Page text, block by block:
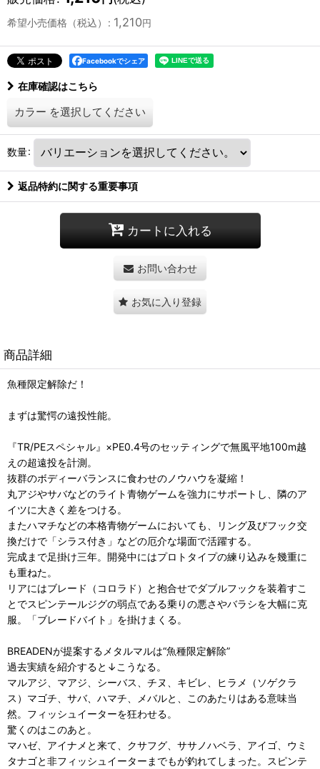
希望小売価格（税込） : 1,210円
Facebookでシェア
在庫確認はこちら
カラー を選択してください
数量:
返品特約に関する重要事項
カートに入れる
お問い合わせ
お気に入り登録
商品詳細
魚種限定解除だ！
まずは驚愕の遠投性能。
『TR/PEスペシャル』×PE0.4号のセッティングで無風平地100m越
えの超遠投を計測。
抜群のボディーバランスに食わせのノウハウを凝縮！
丸アジやサバなどのライト青物ゲームを強力にサポートし、隣のア
イツに大きく差をつける。
またハマチなどの本格青物ゲームにおいても、リング及びフック交
換だけで「シラス付き」などの厄介な場面で活躍する。
完成まで足掛け三年。開発中にはプロトタイプの練り込みを幾重に
も重ねた。
リアにはブレード（コロラド）と抱合せでダブルフックを装着すこ
とでスピンテールジグの弱点である乗りの悪さやバラシを大幅に克
服。「ブレードバイト」を掛けまくる。
BREADENが提案するメタルマルは“魚種限定解除”
過去実績を紹介すると↓こうなる。
マルアジ、マアジ、シーバス、チヌ、キビレ、ヒラメ（ソゲクラ
ス）マゴチ、サバ、ハマチ、メバルと、このあたりはある意味当
然。フィッシュイーターを狂わせる。
驚くのはこのあと。
マハゼ、アイナメと来て、クサフグ、ササノハベラ、アイゴ、ウミ
タナゴと非フィッシュイーターまでもが釣れてしまった。スピンテ